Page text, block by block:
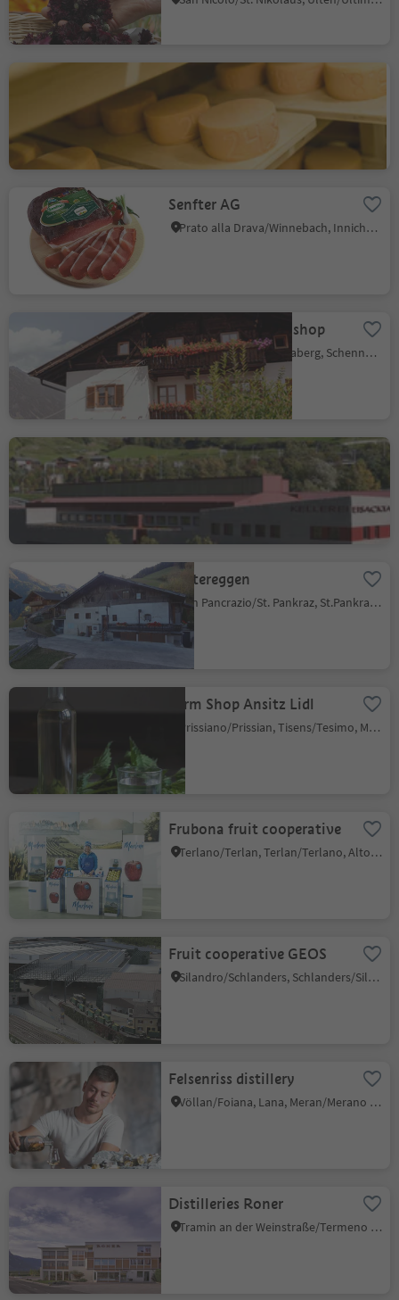
cheese factory
Talle di Sopra/Obertall, Schenna/Scena, Meran/Merano and environs
Senfter AG
Prato alla Drava/Winnebach, Innichen/San Candido, Dolomites Region 3 Zinnen
Lechnerhof - farm shop
Monte Scena/Schennaberg, Schenna/Scena, Meran/Merano and environs
Cantina Valle Isarco
Untrum/Untrum, Klausen/Chiusa, Brixen/Bressanone and environs
Mittereggen
San Pancrazio/St. Pankraz, St.Pankraz/San Pancrazio, Meran/Merano and environs
Farm Shop Ansitz Lidl
Prissiano/Prissian, Tisens/Tesimo, Meran/Merano and environs
Frubona fruit cooperative
Terlano/Terlan, Terlan/Terlano, Alto Adige Wine Road
Fruit cooperative GEOS
Silandro/Schlanders, Schlanders/Silandro, Vinschgau/Val Venosta
Felsenriss distillery
Völlan/Foiana, Lana, Meran/Merano and environs
Distilleries Roner
Tramin an der Weinstraße/Termeno sulla Strada del Vino, Alto Adige Wine Road